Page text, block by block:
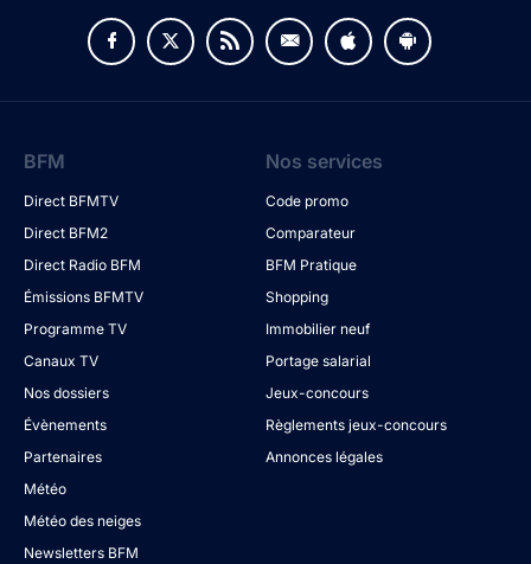
BFM
Direct BFMTV
Direct BFM2
Direct Radio BFM
Émissions BFMTV
Programme TV
Canaux TV
Nos dossiers
Évènements
Partenaires
Météo
Météo des neiges
Newsletters BFM
Nos services
Code promo
Comparateur
BFM Pratique
Shopping
Immobilier neuf
Portage salarial
Jeux-concours
Règlements jeux-concours
Annonces légales